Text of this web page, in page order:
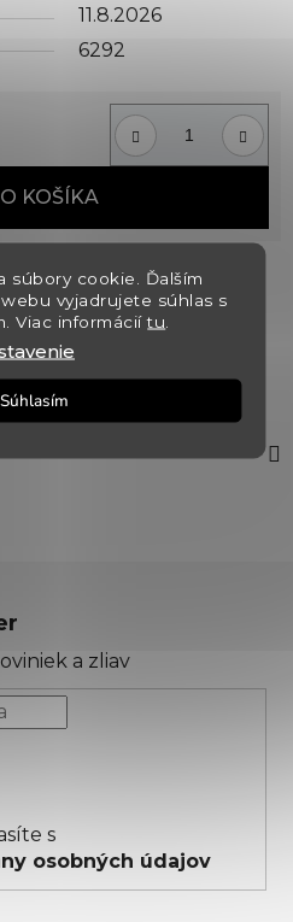
súbory cookie. Ďalším
vyjadrujete súhlas s
Viac informáciítu
Súhlasím
11.8.2026
6292
KOŠÍKA
Strážiť
a zliav
s
osobných údajov